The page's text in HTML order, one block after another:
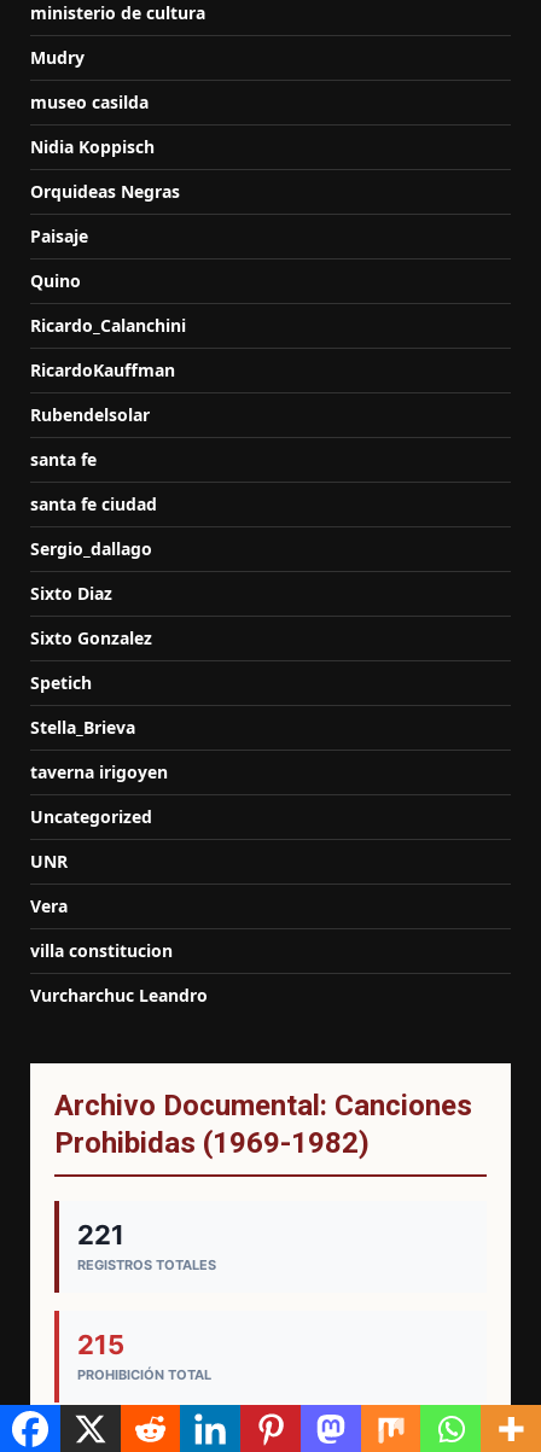
ministerio de cultura
Mudry
museo casilda
Nidia Koppisch
Orquideas Negras
Paisaje
Quino
Ricardo_Calanchini
RicardoKauffman
Rubendelsolar
santa fe
santa fe ciudad
Sergio_dallago
Sixto Diaz
Sixto Gonzalez
Spetich
Stella_Brieva
taverna irigoyen
Uncategorized
UNR
Vera
villa constitucion
Vurcharchuc Leandro
Archivo Documental: Canciones
Prohibidas (1969-1982)
221
REGISTROS TOTALES
215
PROHIBICIÓN TOTAL